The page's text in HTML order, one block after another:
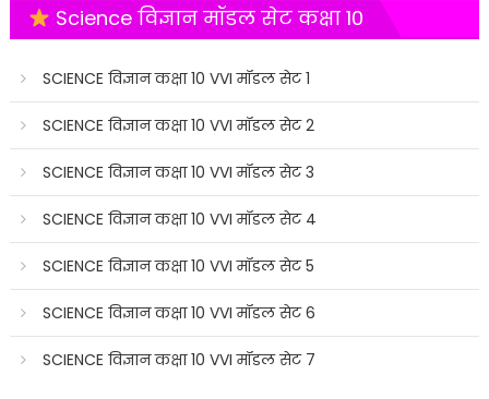
Science विज्ञान मॉडल सेट कक्षा 10
SCIENCE विज्ञान कक्षा 10 VVI मॉडल सेट 1
SCIENCE विज्ञान कक्षा 10 VVI मॉडल सेट 2
SCIENCE विज्ञान कक्षा 10 VVI मॉडल सेट 3
SCIENCE विज्ञान कक्षा 10 VVI मॉडल सेट 4
SCIENCE विज्ञान कक्षा 10 VVI मॉडल सेट 5
SCIENCE विज्ञान कक्षा 10 VVI मॉडल सेट 6
SCIENCE विज्ञान कक्षा 10 VVI मॉडल सेट 7